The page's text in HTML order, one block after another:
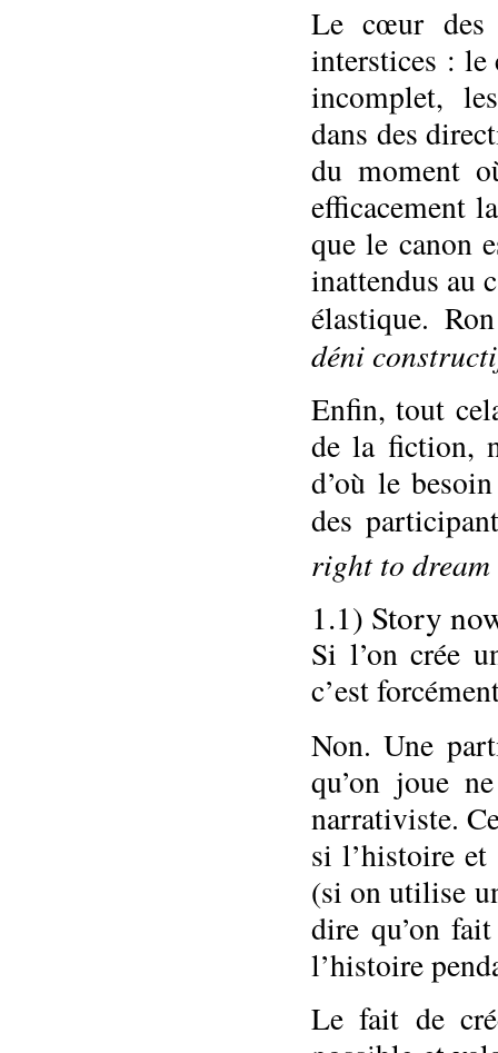
Le cœur des
interstices : le
incomplet,
dans des
du moment
efficacement
que le canon
inattendus au
élastique.
déni
Enfin, tout
de la fiction,
d’où le
des
right to dream
1.1) Story
Si l’on crée
c’est
Non. Une
qu’on joue
narrativiste.
si l’histoire et
(si on utilise
dire qu’on
l’histoire
Le fait de